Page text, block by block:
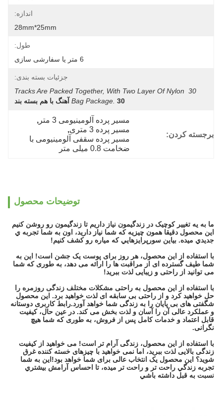
اندازه:
28mm*25mm
طول:
جزئیات بسته بندی:
30 Tracks Are Packed Together, With Two Layer Of Nylon
Bag Package. 30 آهنگ با هم بسته بند
برجسته کردن:
مسیر پرده آلومینیومی 3 متر
,
مسیر پرده 3 متری
,
مسیر پرده سقفی آلومینیومی با
ضخامت 0.8 میلی متر
توضیحات محصول
ما به يه تغيير کوچيک در زندگيمون نياز داريم تا زندگيمون رو روشن کنيم
اين محصول دقیقا همون چيزيه که شما نياز داريد، اون به شما تجربه ي
جديدي ميده. بياين سورپرايزهايي که مياره رو کشف کنيم!
با استفاده از این محصول، هر روز برای پوست یک جشن است! این به
شما طیف گسترده ای از مراقبت ها را ارائه می دهد، به طوری که شما
می توانید از راحتی و زیبایی لذت ببرید!
با استفاده از این محصول به راحتی مشکلات مختلف زندگی روزمره را
حل خواهید کرد و از راحتی بی سابقه ای لذت خواهید برد. این محصول
شگفتی های بی پایان را به زندگی شما خواهد آورد.رابط کاربری دوستانه
و عملکرد عالی آن را آسان و لذت بخش می کند. در عین حال، کیفیت
قابل اعتماد و خدمات کامل پس از فروش، به طوری که شما هیچ
نگرانی.
با استفاده از این محصول، زندگی آرام تر است! می خواهید از کیفیت
زندگی بالایی لذت ببرید، اما نمی خواهید با چیزهای خسته کننده غرق
شوید؟ این محصول یک انتخاب عالی برای شما خواهد بود!اين به شما
تجربه زندگي راحت تر و راحت تر ميده، تا احساس آرامش بيشتري
نسبت به قبل داشته باشي